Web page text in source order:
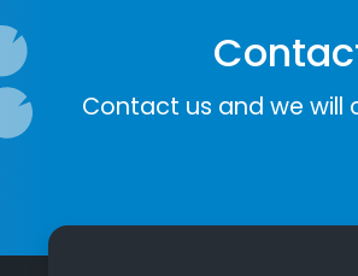
Contact us and we